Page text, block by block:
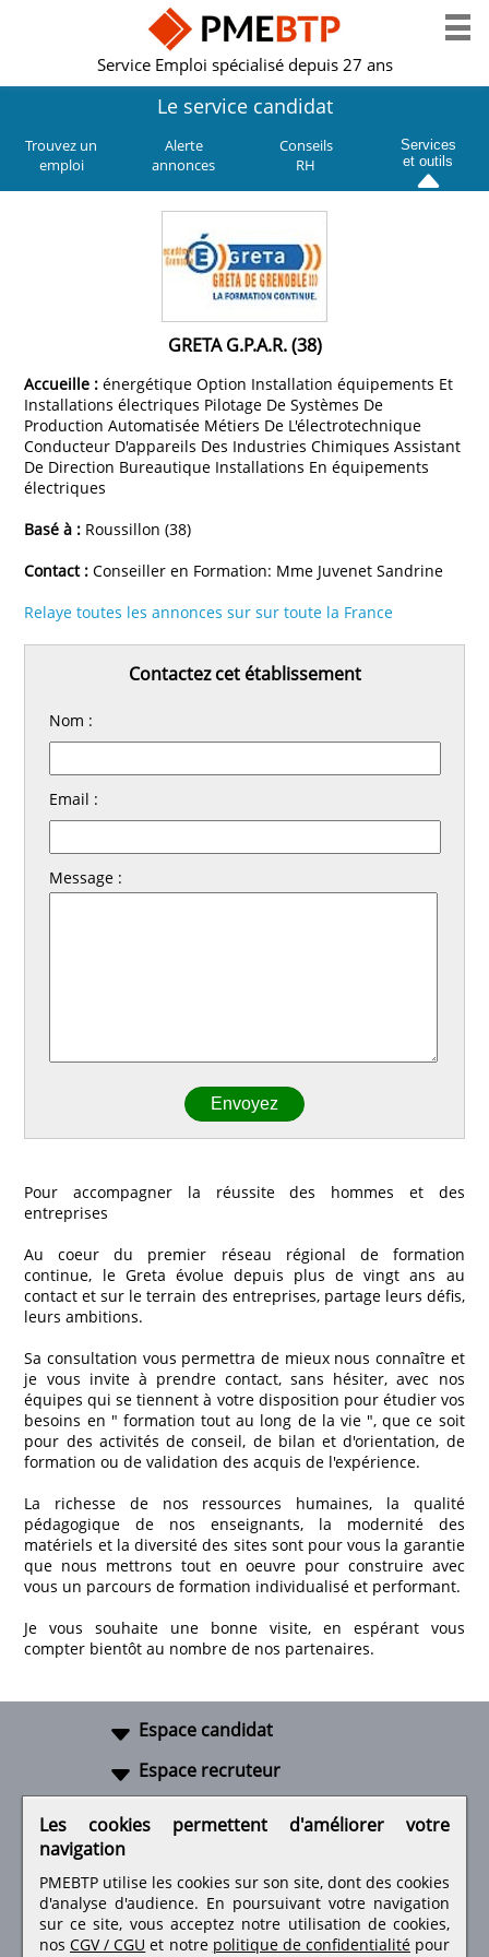
Service Emploi spécialisé depuis 27 ans
Le service candidat
Trouvez un
emploi
Alerte
annonces
Conseils
RH
Services
et outils
GRETA G.P.A.R. (38)
Accueille : énergétique Option Installation équipements Et
Installations électriques Pilotage De Systèmes De
Production Automatisée Métiers De L'électrotechnique
Conducteur D'appareils Des Industries Chimiques Assistant
De Direction Bureautique Installations En équipements
électriques
Basé à : Roussillon (38)
Contact : Conseiller en Formation: Mme Juvenet Sandrine
Relaye toutes les annonces sur sur toute la France
Contactez cet établissement
Nom :
Email :
Message :
Pour accompagner la réussite des hommes et des
entreprises
Au coeur du premier réseau régional de formation
continue, le Greta évolue depuis plus de vingt ans au
contact et sur le terrain des entreprises, partage leurs défis,
leurs ambitions.
Sa consultation vous permettra de mieux nous connaître et
je vous invite à prendre contact, sans hésiter, avec nos
équipes qui se tiennent à votre disposition pour étudier vos
besoins en " formation tout au long de la vie ", que ce soit
pour des activités de conseil, de bilan et d'orientation, de
formation ou de validation des acquis de l'expérience.
La richesse de nos ressources humaines, la qualité
pédagogique de nos enseignants, la modernité des
matériels et la diversité des sites sont pour vous la garantie
que nous mettrons tout en oeuvre pour construire avec
vous un parcours de formation individualisé et performant.
Je vous souhaite une bonne visite, en espérant vous
compter bientôt au nombre de nos partenaires.
Espace candidat
Espace recruteur
Les cookies permettent d'améliorer votre
navigation
PMEBTP utilise les cookies sur son site, dont des cookies
d'analyse d'audience. En poursuivant votre navigation
sur ce site, vous acceptez notre utilisation de cookies,
nos CGV / CGU et notre politique de confidentialité pour